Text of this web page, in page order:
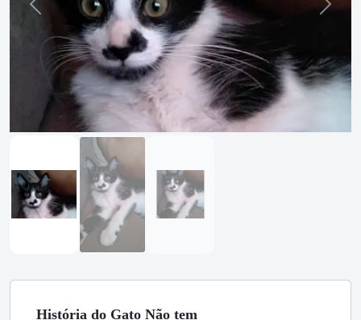
Previous Next
História do Gato Não tem